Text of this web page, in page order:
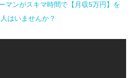
マンがスキマ時間で【月収5万円】を
はいませんか？